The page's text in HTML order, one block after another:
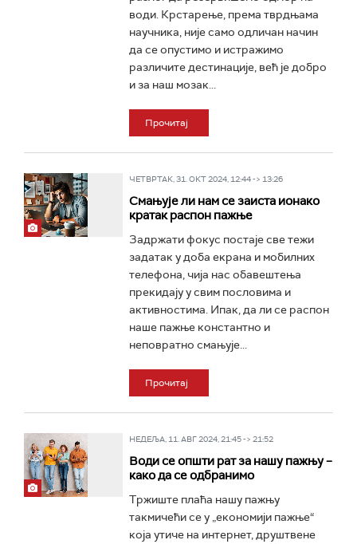
води. Крстарење, према тврдњама
научника, није само одличан начин
да се опустимо и истражимо
различите дестинације, већ је добро
и за наш мозак...
Прочитај
ЧЕТВРТАК, 31. ОКТ 2024, 12:44 -> 13:26
Смањује ли нам се заиста ионако
кратак распон пажње
Задржати фокус постаје све тежи
задатак у доба екрана и мобилних
телефона, чија нас обавештења
прекидају у свим пословима и
активностима. Ипак, да ли се распон
наше пажње константно и
неповратно смањује...
Прочитај
НЕДЕЉА, 11. АВГ 2024, 21:45 -> 21:52
Води се општи рат за нашу пажњу –
како да се одбранимо
Тржиште плаћа нашу пажњу
такмичећи се у „економији пажње“
која утиче на интернет, друштвене